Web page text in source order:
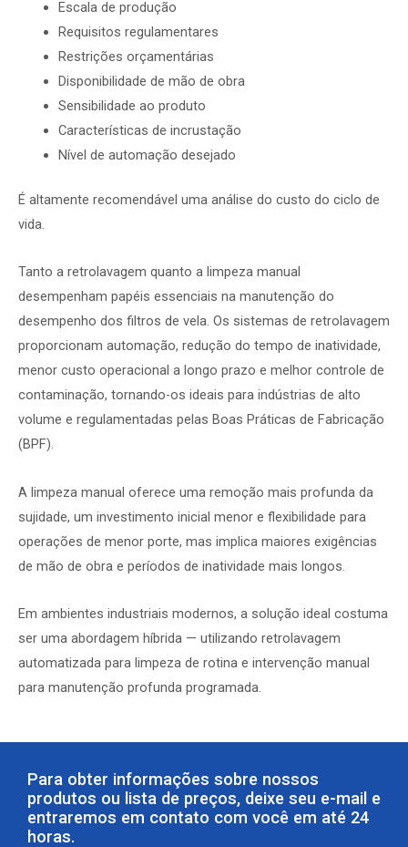
Escala de produção
Requisitos regulamentares
Restrições orçamentárias
Disponibilidade de mão de obra
Sensibilidade ao produto
Características de incrustação
Nível de automação desejado
É altamente recomendável uma análise do custo do ciclo de
vida.
Tanto a retrolavagem quanto a limpeza manual
desempenham papéis essenciais na manutenção do
desempenho dos filtros de vela. Os sistemas de retrolavagem
proporcionam automação, redução do tempo de inatividade,
menor custo operacional a longo prazo e melhor controle de
contaminação, tornando-os ideais para indústrias de alto
volume e regulamentadas pelas Boas Práticas de Fabricação
(BPF).
A limpeza manual oferece uma remoção mais profunda da
sujidade, um investimento inicial menor e flexibilidade para
operações de menor porte, mas implica maiores exigências
de mão de obra e períodos de inatividade mais longos.
Em ambientes industriais modernos, a solução ideal costuma
ser uma abordagem híbrida — utilizando retrolavagem
automatizada para limpeza de rotina e intervenção manual
para manutenção profunda programada.
Para obter informações sobre nossos
produtos ou lista de preços, deixe seu e-mail e
entraremos em contato com você em até 24
horas.